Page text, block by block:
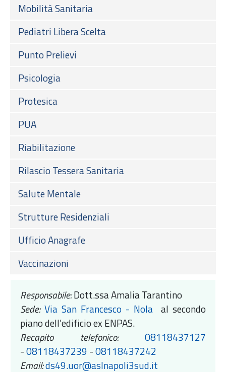
Mobilità Sanitaria
Pediatri Libera Scelta
Punto Prelievi
Psicologia
Protesica
PUA
Riabilitazione
Rilascio Tessera Sanitaria
Salute Mentale
Strutture Residenziali
Ufficio Anagrafe
Vaccinazioni
Responsabile:Dott.ssa Amalia Tarantino
Sede:Via San Francesco - Nola al secondo
piano dell’edificio ex ENPAS.
Recapito telefonico:
08118437127
-08118437239 -08118437242
Email:ds49.uor@aslnapoli3sud.it